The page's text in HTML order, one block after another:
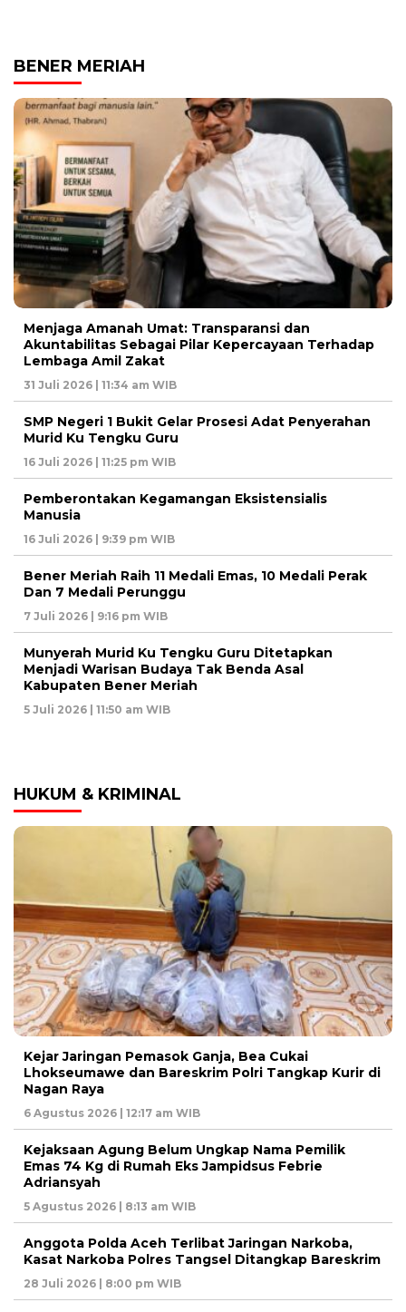
BENER MERIAH
Menjaga Amanah Umat: Transparansi dan
Akuntabilitas Sebagai Pilar Kepercayaan Terhadap
Lembaga Amil Zakat
31 Juli 2026 | 11:34 am WIB
SMP Negeri 1 Bukit Gelar Prosesi Adat Penyerahan
Murid Ku Tengku Guru
16 Juli 2026 | 11:25 pm WIB
Pemberontakan Kegamangan Eksistensialis
Manusia
16 Juli 2026 | 9:39 pm WIB
Bener Meriah Raih 11 Medali Emas, 10 Medali Perak
Dan 7 Medali Perunggu
7 Juli 2026 | 9:16 pm WIB
Munyerah Murid Ku Tengku Guru Ditetapkan
Menjadi Warisan Budaya Tak Benda Asal
Kabupaten Bener Meriah
5 Juli 2026 | 11:50 am WIB
HUKUM & KRIMINAL
Kejar Jaringan Pemasok Ganja, Bea Cukai
Lhokseumawe dan Bareskrim Polri Tangkap Kurir di
Nagan Raya
6 Agustus 2026 | 12:17 am WIB
Kejaksaan Agung Belum Ungkap Nama Pemilik
Emas 74 Kg di Rumah Eks Jampidsus Febrie
Adriansyah
5 Agustus 2026 | 8:13 am WIB
Anggota Polda Aceh Terlibat Jaringan Narkoba,
Kasat Narkoba Polres Tangsel Ditangkap Bareskrim
28 Juli 2026 | 8:00 pm WIB